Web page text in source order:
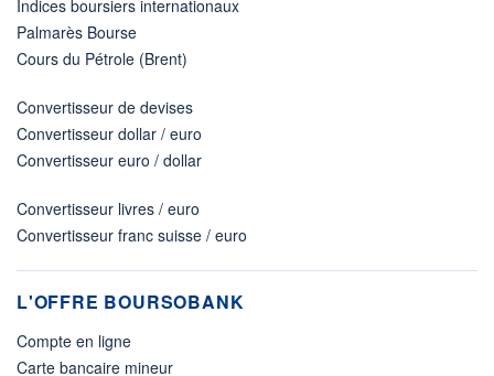
Indices boursiers internationaux
Palmarès Bourse
Cours du Pétrole (Brent)
Convertisseur de devises
Convertisseur dollar / euro
Convertisseur euro / dollar
Convertisseur livres / euro
Convertisseur franc suisse / euro
L'OFFRE BOURSOBANK
Compte en ligne
Carte bancaire mineur